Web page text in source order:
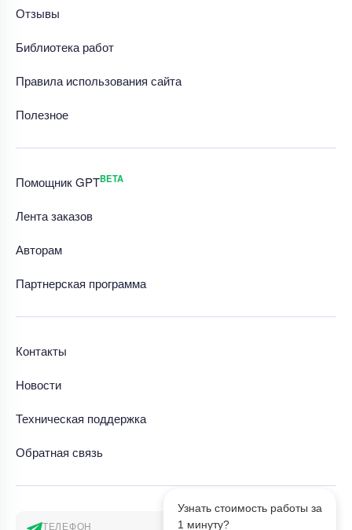
Узнать стоимость работы за
1 минуту?
Отзывы
Библиотека работ
Правила использования сайта
Полезное
Помощник GPTBETA
Лента заказов
Авторам
Партнерская программа
Контакты
Новости
Техническая поддержка
Обратная связь
ТЕЛЕФОН